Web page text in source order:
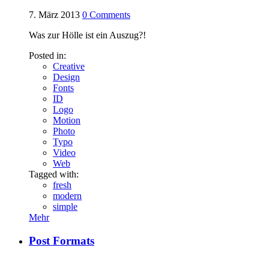
7. März 2013 0 Comments
Was zur Hölle ist ein Auszug?!
Posted in:
Creative
Design
Fonts
ID
Logo
Motion
Photo
Typo
Video
Web
Tagged with:
fresh
modern
simple
Mehr
Post Formats